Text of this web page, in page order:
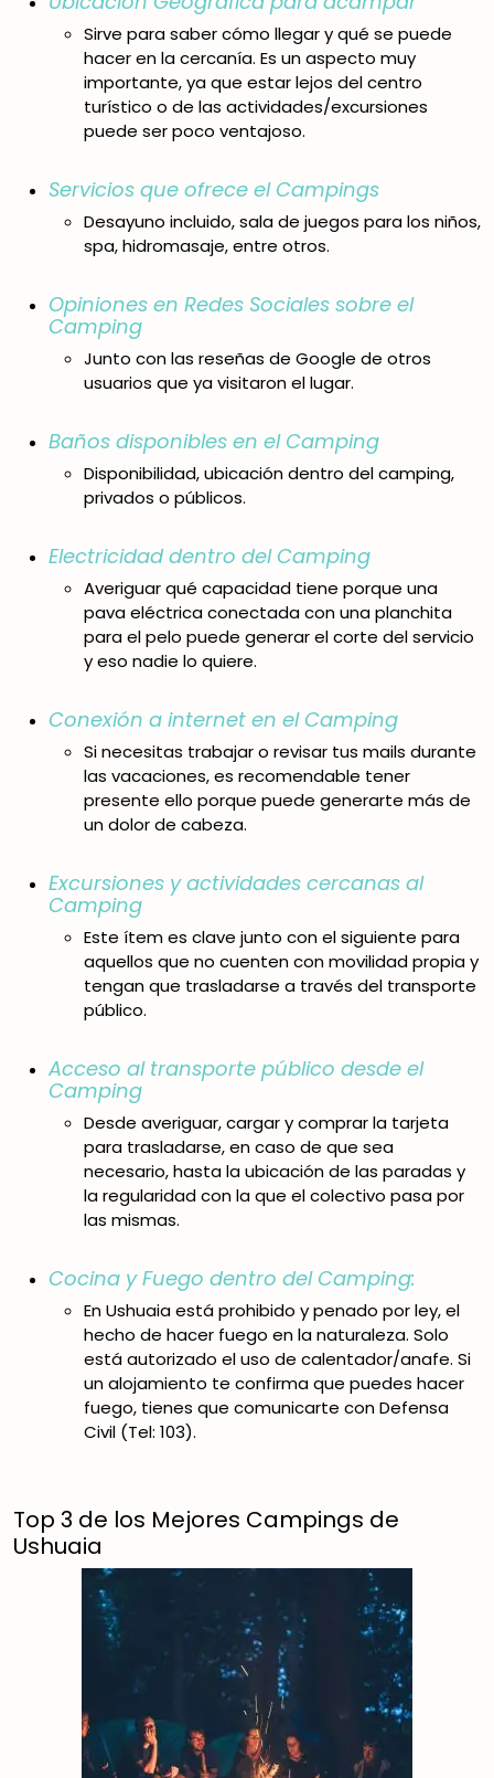
Sirve para saber cómo llegar y qué se puede
hacer en la cercanía. Es un aspecto muy
importante, ya que estar lejos del centro
turístico o de las actividades/excursiones
puede ser poco ventajoso.
Servicios que ofrece el Campings
Desayuno incluido, sala de juegos para los niños,
spa, hidromasaje, entre otros.
Opiniones en Redes Sociales sobre el
Camping
Junto con las reseñas de Google de otros
usuarios que ya visitaron el lugar.
Baños disponibles en el Camping
Disponibilidad, ubicación dentro del camping,
privados o públicos.
Electricidad dentro del Camping
Averiguar qué capacidad tiene porque una
pava eléctrica conectada con una planchita
para el pelo puede generar el corte del servicio
y eso nadie lo quiere.
Conexión a internet en el Camping
Si necesitas trabajar o revisar tus mails durante
las vacaciones, es recomendable tener
presente ello porque puede generarte más de
un dolor de cabeza.
Excursiones y actividades cercanas al
Camping
Este ítem es clave junto con el siguiente para
aquellos que no cuenten con movilidad propia y
tengan que trasladarse a través del transporte
público.
Acceso al transporte público desde el
Camping
Desde averiguar, cargar y comprar la tarjeta
para trasladarse, en caso de que sea
necesario, hasta la ubicación de las paradas y
la regularidad con la que el colectivo pasa por
las mismas.
Cocina y Fuego dentro del Camping:
En Ushuaia está prohibido y penado por ley, el
hecho de hacer fuego en la naturaleza. Solo
está autorizado el uso de calentador/anafe. Si
un alojamiento te confirma que puedes hacer
fuego, tienes que comunicarte con Defensa
Civil (Tel: 103).
Top 3 de los Mejores Campings de
Ushuaia